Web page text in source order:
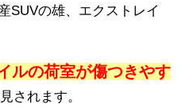
SUVの雄、エクストレイ
ルの荷室が傷つきやす
されます。